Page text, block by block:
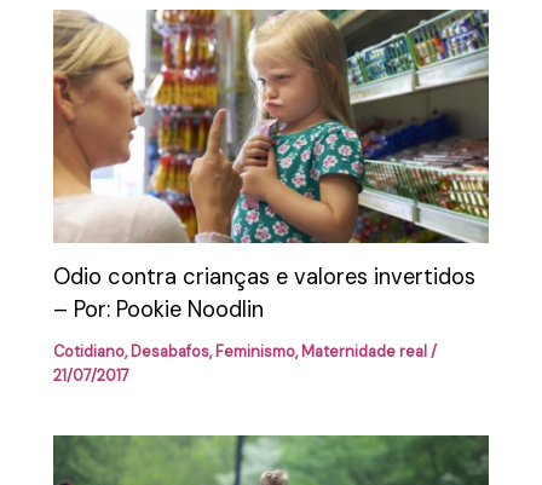
Odio contra crianças e valores invertidos
– Por: Pookie Noodlin
Cotidiano,Desabafos,Feminismo,Maternidade real/
21/07/2017